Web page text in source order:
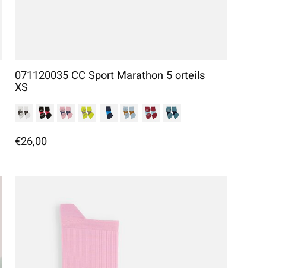
071120035 CC Sport Marathon 5 orteils
XS
€26,00